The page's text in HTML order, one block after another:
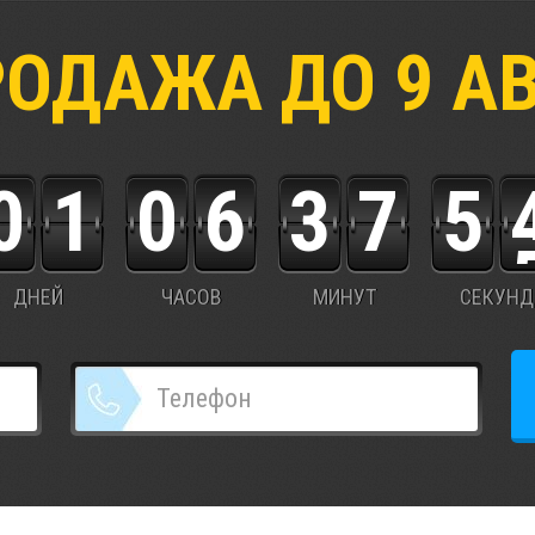
ДО 9
1
ДНЕЙ
0 6
ЧАСОВ
3 7
МИНУТ
5
СЕКУНД